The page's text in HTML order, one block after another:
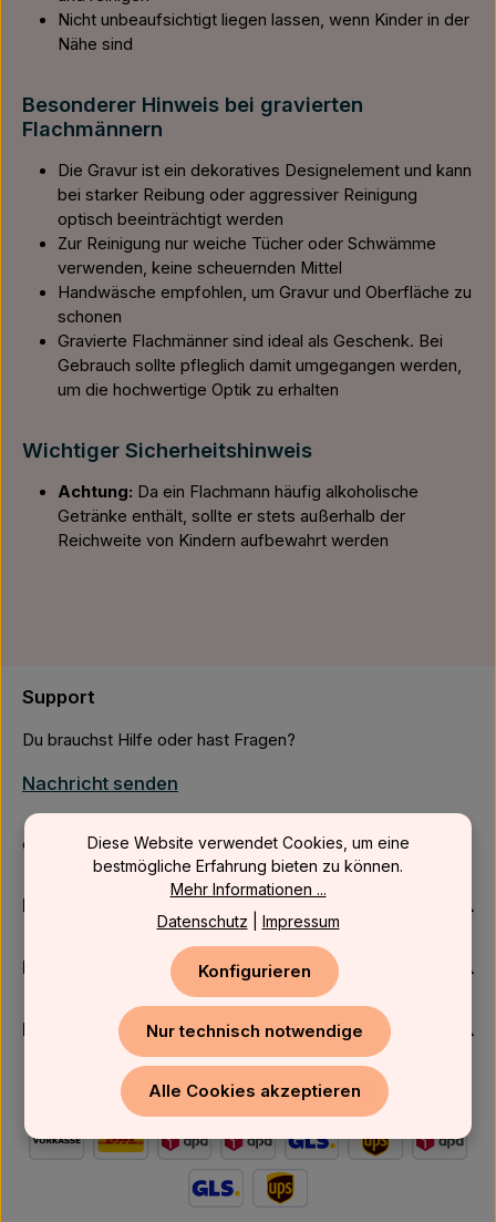
Nicht unbeaufsichtigt liegen lassen, wenn Kinder in der
Nähe sind
Besonderer Hinweis bei gravierten
Flachmännern
Die Gravur ist ein dekoratives Designelement und kann
bei starker Reibung oder aggressiver Reinigung
optisch beeinträchtigt werden
Zur Reinigung nur weiche Tücher oder Schwämme
verwenden, keine scheuernden Mittel
Handwäsche empfohlen, um Gravur und Oberfläche zu
schonen
Gravierte Flachmänner sind ideal als Geschenk. Bei
Gebrauch sollte pfleglich damit umgegangen werden,
um die hochwertige Optik zu erhalten
Wichtiger Sicherheitshinweis
Achtung: Da ein Flachmann häufig alkoholische
Getränke enthält, sollte er stets außerhalb der
Reichweite von Kindern aufbewahrt werden
Support
Du brauchst Hilfe oder hast Fragen?
Nachricht senden
oder über unserKontaktformular.
Firmenkunden
Kundenservice
Newsletter
Diese Website verwendet Cookies, um eine
bestmögliche Erfahrung bieten zu können.
Mehr Informationen ...
Datenschutz
Impressum
Nur technisch notwendige
Konfigurieren
Alle Cookies akzeptieren